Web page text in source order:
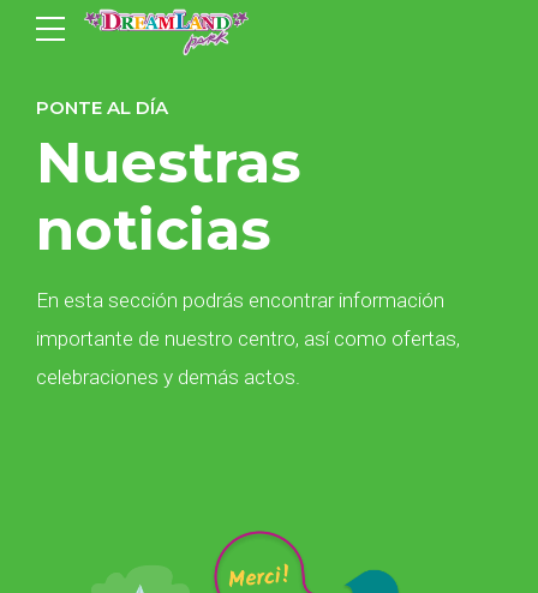
PONTE AL DÍA
Nuestras
noticias
En esta sección podrás encontrar información
importante de nuestro centro, así como ofertas,
celebraciones y demás actos.